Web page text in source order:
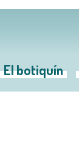
El botiquín